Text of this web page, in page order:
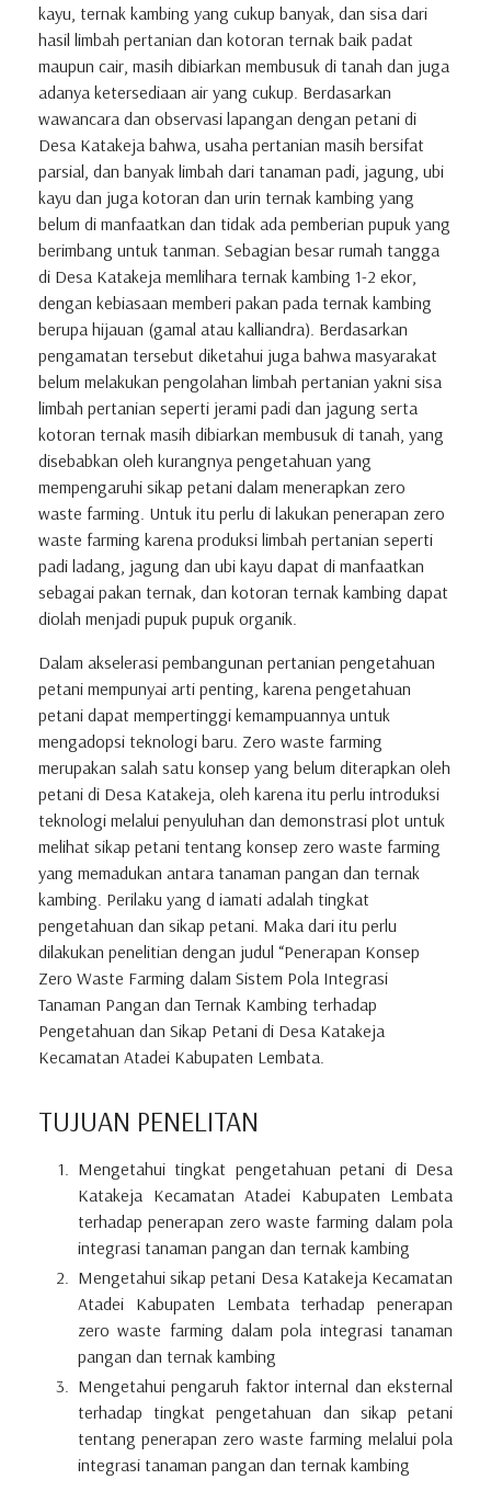
kayu, ternak kambing yang cukup banyak, dan sisa dari
hasil limbah pertanian dan kotoran ternak baik padat
maupun cair, masih dibiarkan membusuk di tanah dan juga
adanya ketersediaan air yang cukup. Berdasarkan
wawancara dan observasi lapangan dengan petani di
Desa Katakeja bahwa, usaha pertanian masih bersifat
parsial, dan banyak limbah dari tanaman padi, jagung, ubi
kayu dan juga kotoran dan urin ternak kambing yang
belum di manfaatkan dan tidak ada pemberian pupuk yang
berimbang untuk tanman. Sebagian besar rumah tangga
di Desa Katakeja memlihara ternak kambing 1-2 ekor,
dengan kebiasaan memberi pakan pada ternak kambing
berupa hijauan (gamal atau kalliandra). Berdasarkan
pengamatan tersebut diketahui juga bahwa masyarakat
belum melakukan pengolahan limbah pertanian yakni sisa
limbah pertanian seperti jerami padi dan jagung serta
kotoran ternak masih dibiarkan membusuk di tanah, yang
disebabkan oleh kurangnya pengetahuan yang
mempengaruhi sikap petani dalam menerapkan zero
waste farming. Untuk itu perlu di lakukan penerapan zero
waste farming karena produksi limbah pertanian seperti
padi ladang, jagung dan ubi kayu dapat di manfaatkan
sebagai pakan ternak, dan kotoran ternak kambing dapat
diolah menjadi pupuk pupuk organik.
Dalam akselerasi pembangunan pertanian pengetahuan
petani mempunyai arti penting, karena pengetahuan
petani dapat mempertinggi kemampuannya untuk
mengadopsi teknologi baru. Zero waste farming
merupakan salah satu konsep yang belum diterapkan oleh
petani di Desa Katakeja, oleh karena itu perlu introduksi
teknologi melalui penyuluhan dan demonstrasi plot untuk
melihat sikap petani tentang konsep zero waste farming
yang memadukan antara tanaman pangan dan ternak
kambing. Perilaku yang d iamati adalah tingkat
pengetahuan dan sikap petani. Maka dari itu perlu
dilakukan penelitian dengan judul “Penerapan Konsep
Zero Waste Farming dalam Sistem Pola Integrasi
Tanaman Pangan dan Ternak Kambing terhadap
Pengetahuan dan Sikap Petani di Desa Katakeja
Kecamatan Atadei Kabupaten Lembata.
TUJUAN PENELITAN
Mengetahui tingkat pengetahuan petani di Desa
Katakeja Kecamatan Atadei Kabupaten Lembata
terhadap penerapan zero waste farming dalam pola
integrasi tanaman pangan dan ternak kambing
Mengetahui sikap petani Desa Katakeja Kecamatan
Atadei Kabupaten Lembata terhadap penerapan
zero waste farming dalam pola integrasi tanaman
pangan dan ternak kambing
Mengetahui pengaruh faktor internal dan eksternal
terhadap tingkat pengetahuan dan sikap petani
tentang penerapan zero waste farming melalui pola
integrasi tanaman pangan dan ternak kambing